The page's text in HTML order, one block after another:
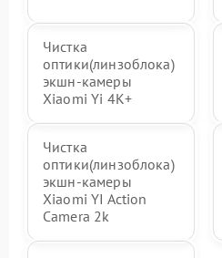
Чистка
оптики(линзоблока)
экшн-камеры
Xiaomi Yi 4K+
Чистка
оптики(линзоблока)
экшн-камеры
Xiaomi YI Action
Camera 2k